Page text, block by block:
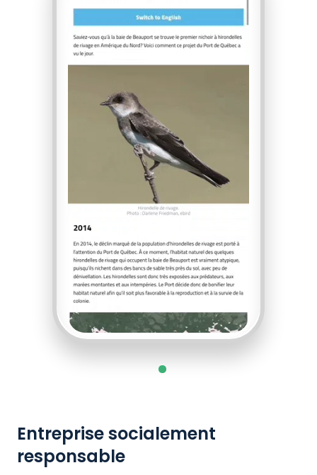
Entreprise socialement
responsable